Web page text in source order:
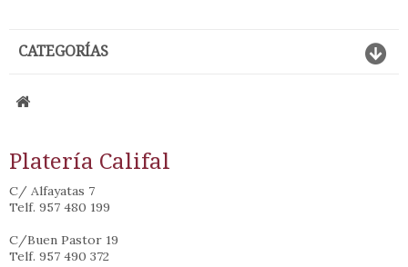
CATEGORÍAS
Platería Califal
C/ Alfayatas 7
Telf. 957 480 199
C/Buen Pastor 19
Telf. 957 490 372